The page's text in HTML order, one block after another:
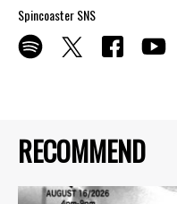
RECOMMEND
Spincoaster SNS